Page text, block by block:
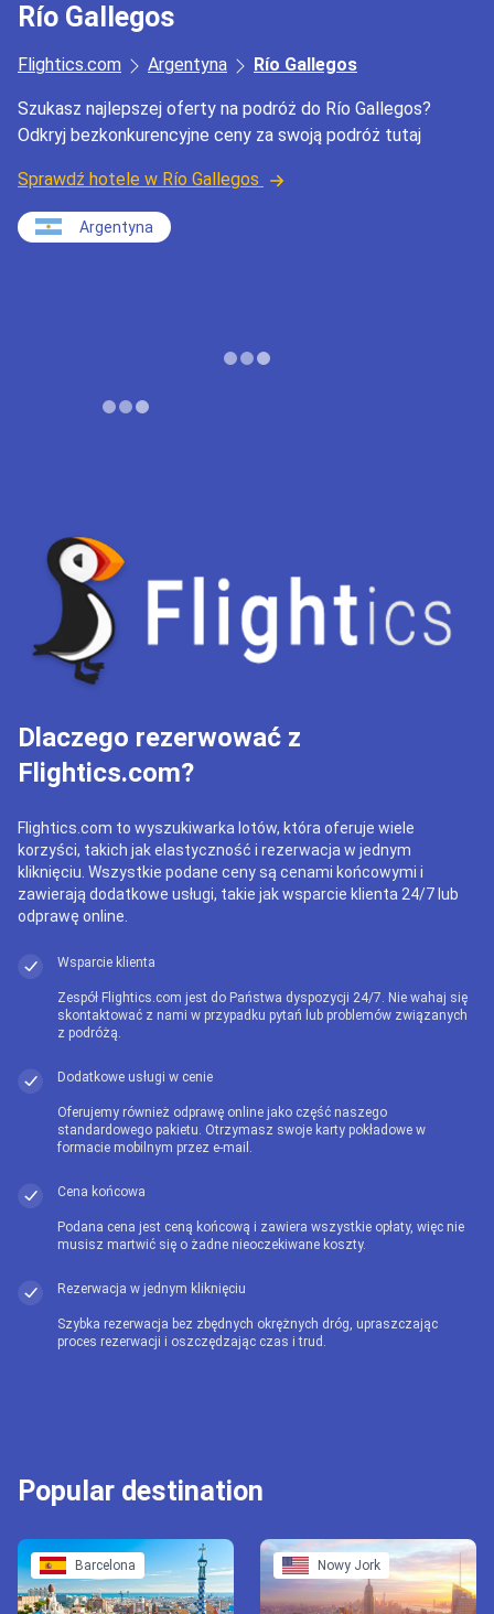
Río Gallegos
Flightics.com Argentyna Río Gallegos
Szukasz najlepszej oferty na podróż do Río Gallegos?
Odkryj bezkonkurencyjne ceny za swoją podróż tutaj
Sprawdź hotele w Río Gallegos
Argentyna
Dlaczego rezerwować z
Flightics.com?
Flightics.com to wyszukiwarka lotów, która oferuje wiele
korzyści, takich jak elastyczność i rezerwacja w jednym
kliknięciu. Wszystkie podane ceny są cenami końcowymi i
zawierają dodatkowe usługi, takie jak wsparcie klienta 24/7 lub
odprawę online.
Wsparcie klienta
Zespół Flightics.com jest do Państwa dyspozycji 24/7. Nie wahaj się
skontaktować z nami w przypadku pytań lub problemów związanych
z podróżą.
Dodatkowe usługi w cenie
Oferujemy również odprawę online jako część naszego
standardowego pakietu. Otrzymasz swoje karty pokładowe w
formacie mobilnym przez e-mail.
Cena końcowa
Podana cena jest ceną końcową i zawiera wszystkie opłaty, więc nie
musisz martwić się o żadne nieoczekiwane koszty.
Rezerwacja w jednym kliknięciu
Szybka rezerwacja bez zbędnych okrężnych dróg, upraszczając
proces rezerwacji i oszczędzając czas i trud.
Popular destination
Barcelona Nowy Jork